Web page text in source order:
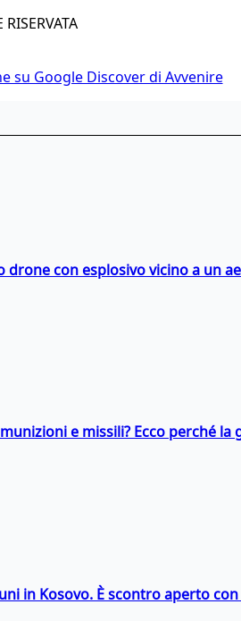
su Google Discover di Avvenire
drone con esplosivo vicino a un
e missili? Ecco perché
in Kosovo. È scontro aperto con